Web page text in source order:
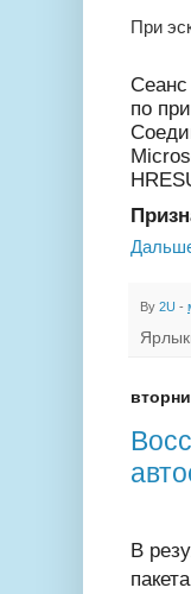
При
по
By 2U -
В
пакета